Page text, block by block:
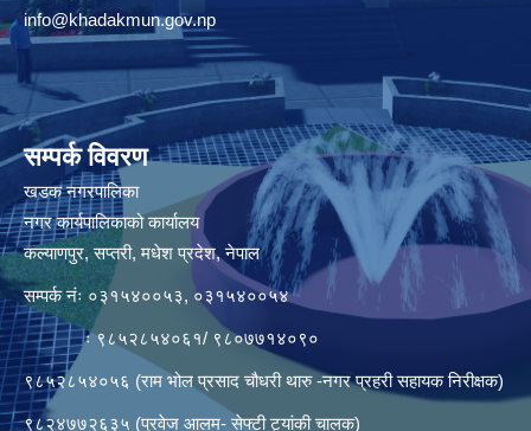
info@khadakmun.gov.np
सम्पर्क विवरण
खडक नगरपालिका
नगर कार्यपालिकाको कार्यालय
कल्याणपुर, सप्तरी, मधेश प्रदेश, नेपाल
सम्पर्क नंः ०३१५४००५३, ०३१५४००५४
ः ९८५२८५४०६१/ ९८०७७१४०९०
९८५२८५४०५६ (राम भोल प्रसाद चौधरी थारु -नगर प्रहरी सहायक निरीक्षक)
९८२४७७२६३५ (प्रवेज आलम- सेफ्टी ट्यांकी चालक)